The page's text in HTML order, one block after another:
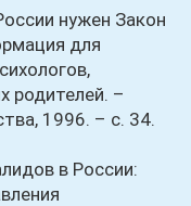
нужен Закон
для
родителей. –
1996. – с. 34.
в России: